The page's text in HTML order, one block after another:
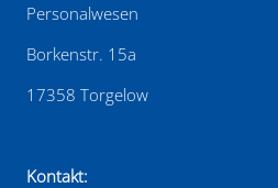
Personalwesen
Borkenstr. 15a
17358 Torgelow
Kontakt: